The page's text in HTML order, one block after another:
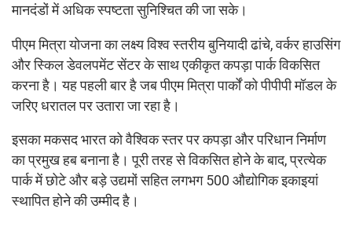
मानदंडों में अधिक स्पष्टता सुनिश्चित की जा सके।
पीएम मित्रा योजना का लक्ष्य विश्व स्तरीय बुनियादी ढांचे, वर्कर हाउसिंग
और स्किल डेवलपमेंट सेंटर के साथ एकीकृत कपड़ा पार्क विकसित
करना है। यह पहली बार है जब पीएम मित्रा पार्कों को पीपीपी मॉडल के
जरिए धरातल पर उतारा जा रहा है।
इसका मकसद भारत को वैश्विक स्तर पर कपड़ा और परिधान निर्माण
का प्रमुख हब बनाना है। पूरी तरह से विकसित होने के बाद, प्रत्येक
पार्क में छोटे और बड़े उद्यमों सहित लगभग 500 औद्योगिक इकाइयां
स्थापित होने की उम्मीद है।